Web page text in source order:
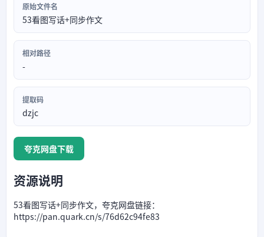
原始文件名
53看图写话+同步作文
相对路径
-
提取码
dzjc
夸克网盘下载
资源说明
53看图写话+同步作文，夸克网盘链接：
https://pan.quark.cn/s/76d62c94fe83